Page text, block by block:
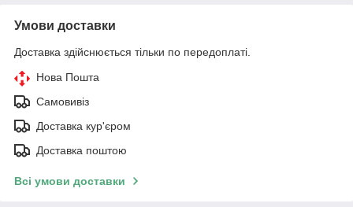
Умови доставки
Доставка здійснюється тільки по передоплаті.
Нова Пошта
Самовивіз
Доставка кур'єром
Доставка поштою
Всі умови доставки